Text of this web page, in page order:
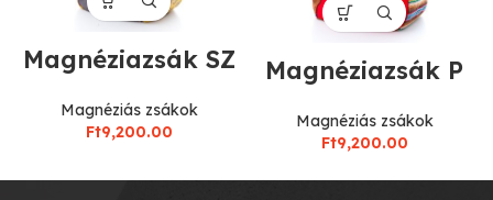
Magnéziazsák SZ
Magnéziás zsákok
Ft9,200.00
Magnéziazsák P
Magnéziás zsákok
Ft9,200.00